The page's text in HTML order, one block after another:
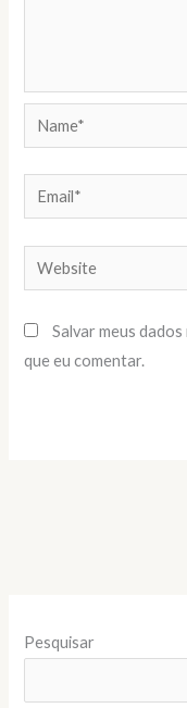
Name*
Email*
Website
Salvar meus
que eu comentar.
Pesquisar